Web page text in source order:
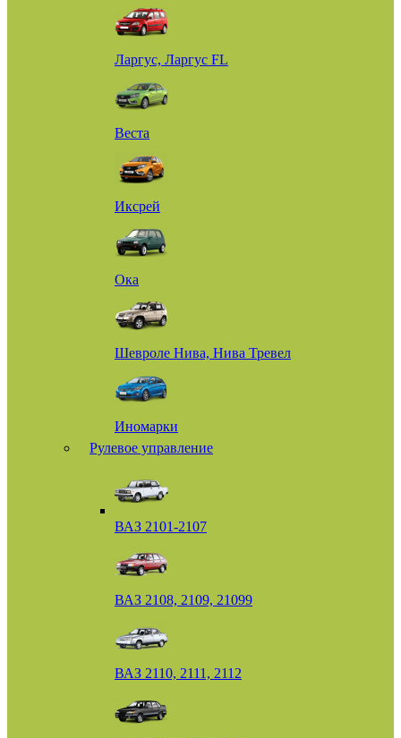
Ларгус, Ларгус FL
Веста
Иксрей
Ока
Шевроле Нива, Нива Тревел
Иномарки
Рулевое управление
ВАЗ 2101-2107
ВАЗ 2108, 2109, 21099
ВАЗ 2110, 2111, 2112